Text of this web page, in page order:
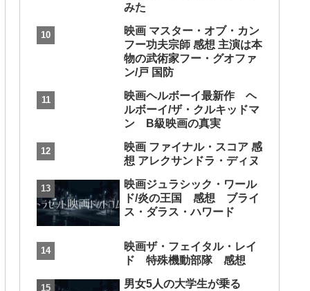
みた
映画 マスター・オブ・カン
フー功夫宗師 感想 主演は本
物の武術家フー・グオファ
ン/戸 国防
映画ヘルボーイ最新作 ヘ
ルボーイ/ザ・クルキッドマ
ン B級映画の真実
映画 ファイナル・スコア 感
想 アレクサンドラ・ディヌ
映画ジュラシック・ワール
ド/炎の王国 感想 ブライ
ス・ダラス・ハワード
映画ザ・フェイタル・レイ
ド 特殊機動部隊 感想
男女5人の大学生が乗る